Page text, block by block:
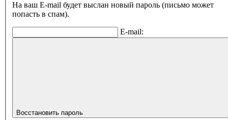
На ваш E-mail будет выслан новый пароль (письмо может
попасть в спам).
E-mail:
Восстановить пароль